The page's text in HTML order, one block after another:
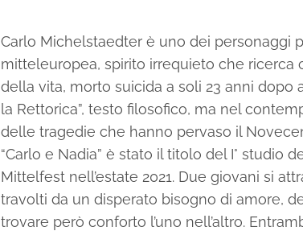
Carlo Michelstaedter è uno dei personaggi
mitteleuropea, spirito irrequieto che ricerca
della vita, morto suicida a soli 23 anni dopo
la Rettorica”, testo filosofico, ma nel
delle tragedie che hanno pervaso il
“Carlo e Nadia” è stato il titolo del I° studio
Mittelfest nell’estate 2021. Due giovani si
travolti da un disperato bisogno di amore,
trovare però conforto l’uno nell’altro.